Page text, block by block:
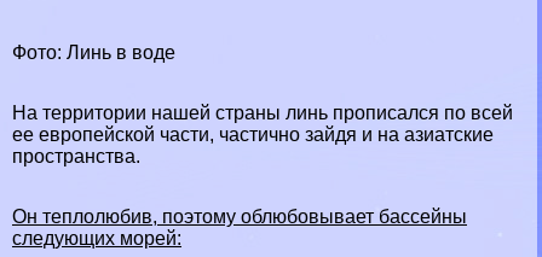
Фото: Линь в воде
На территории нашей страны линь прописался по всей
ее европейской части, частично зайдя и на азиатские
прострaнcтва.
Он теплолюбив, поэтому облюбовывает бассейны
следующих морей: